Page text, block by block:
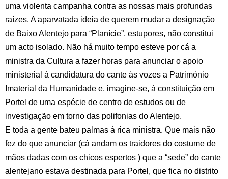
uma violenta campanha contra as nossas mais profundas
raízes. A aparvatada ideia de querem mudar a designação
de Baixo Alentejo para “Planície”, estupores, não constitui
um acto isolado. Não há muito tempo esteve por cá a
ministra da Cultura a fazer horas para anunciar o apoio
ministerial à candidatura do cante às vozes a Património
Imaterial da Humanidade e, imagine-se, à constituição em
Portel de uma espécie de centro de estudos ou de
investigação em torno das polifonias do Alentejo.
E toda a gente bateu palmas à rica ministra. Que mais não
fez do que anunciar (cá andam os traidores do costume de
mãos dadas com os chicos espertos ) que a “sede” do cante
alentejano estava destinada para Portel, que fica no distrito